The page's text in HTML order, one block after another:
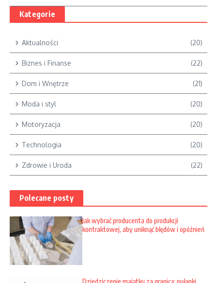
Kategorie
Aktualności (20)
Biznes i Finanse (22)
Dom i Wnętrze (21)
Moda i styl (20)
Motoryzacja (20)
Technologia (20)
Zdrowie i Uroda (22)
Polecane posty
Jak wybrać producenta do produkcji
kontraktowej, aby uniknąć błędów i opóźnień
Dziedziczenie majątku za granicą: pułapki